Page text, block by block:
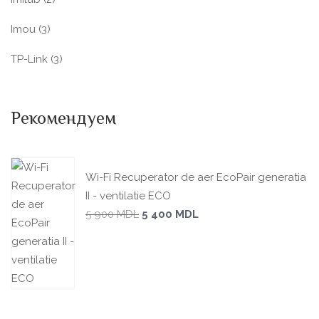
Imou (3)
TP-Link (3)
Рекомендуем
Wi-Fi Recuperator de aer EcoPair generatia
II - ventilatie ECO
5 900MDL 5 400 MDL